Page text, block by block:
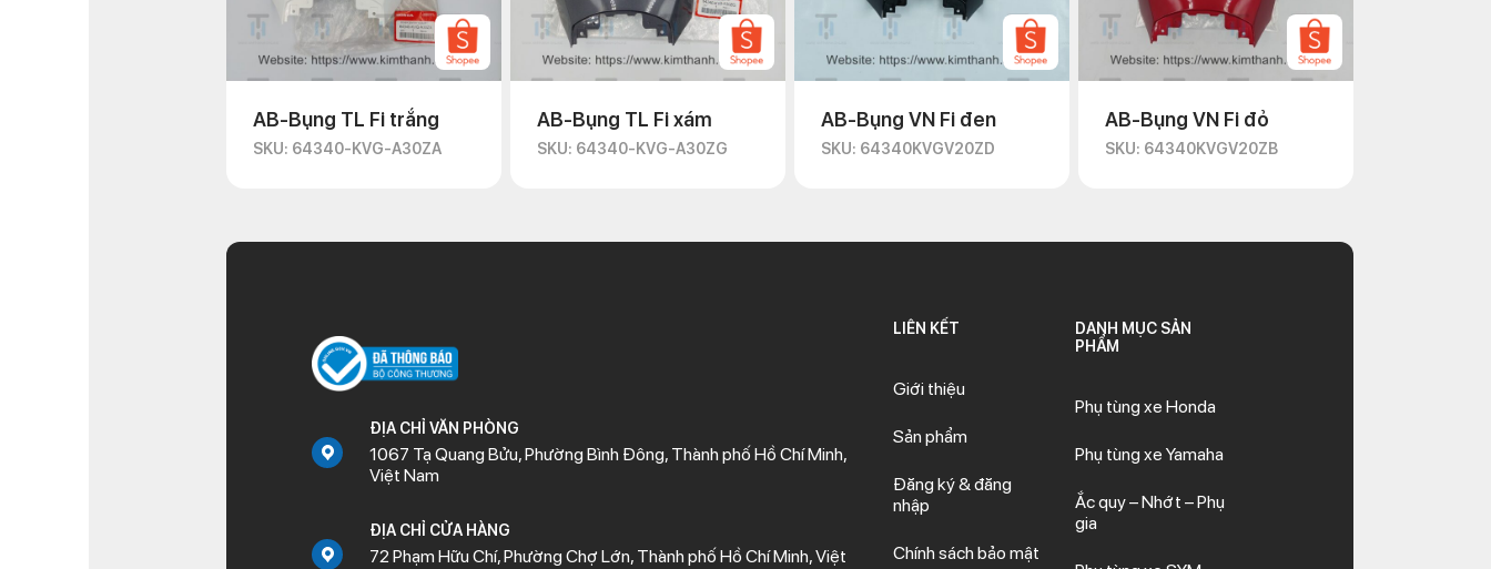
AB-Bụng TL Fi trắng
SKU: 64340-KVG-A30ZA
AB-Bụng TL Fi xám
SKU: 64340-KVG-A30ZG
AB-Bụng VN Fi đen
SKU: 64340KVGV20ZD
AB-Bụng VN Fi đỏ
SKU: 64340KVGV20ZB
ĐỊA CHỈ VĂN PHÒNG
1067 Tạ Quang Bửu, Phường Bình Đông, Thành phố Hồ Chí Minh,
Việt Nam
ĐỊA CHỈ CỬA HÀNG
72 Phạm Hữu Chí, Phường Chợ Lớn, Thành phố Hồ Chí Minh, Việt
LIÊN KẾT
Giới thiệu
Sản phẩm
Đăng ký & đăng
nhập
Chính sách bảo mật
DANH MỤC SẢN
PHẨM
Phụ tùng xe Honda
Phụ tùng xe Yamaha
Ắc quy – Nhớt – Phụ
gia